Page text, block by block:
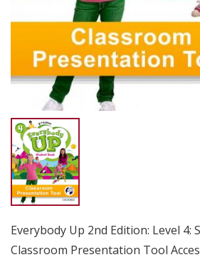
Everybody Up 2nd Edition: Level 4:
Classroom Presentation Tool